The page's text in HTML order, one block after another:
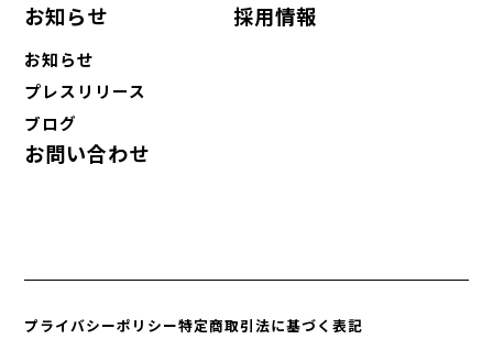
お知らせ
お知らせ
プレスリリース
ブログ
採用情報
お問い合わせ
プライバシーポリシー特定商取引法に基づく表記